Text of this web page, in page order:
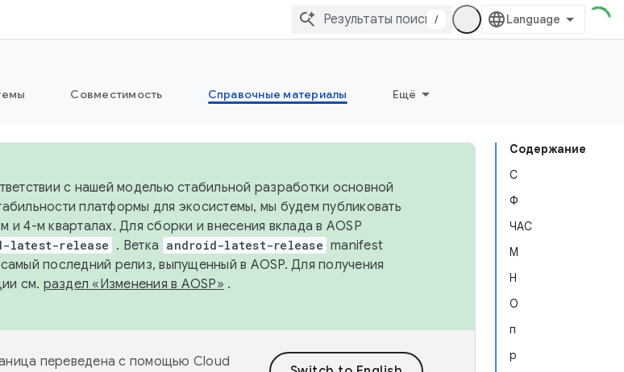
/
Совместимость Справочные материалы Ещё
Содержание
С
Ф
ЧАС
М
Н
О
п
р
с нашей моделью стабильной разработки основной
платформы для экосистемы, мы будем публиковать
и 4-м кварталах. Для сборки и внесения вклада в AOSP
latest-release . Ветка android-latest-release manifest
последний релиз, выпущенный в AOSP. Для получения
см. раздел «Изменения в AOSP» .
переведена с помощью Cloud